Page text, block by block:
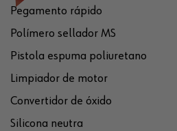
Pegamento rápido
Polímero sellador MS
Pistola espuma poliuretano
Limpiador de motor
Convertidor de óxido
Silicona neutra